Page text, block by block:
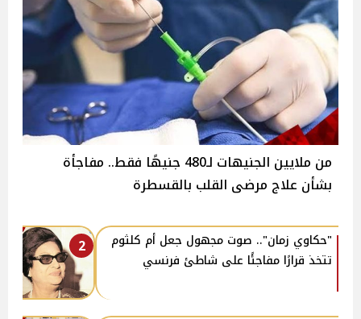
من ملايين الجنيهات لـ480 جنيهًا فقط.. مفاجأة
بشأن علاج مرضى القلب بالقسطرة
2
"حكاوي زمان".. صوت مجهول جعل أم كلثوم
تتخذ قرارًا مفاجئًا على شاطئ فرنسي